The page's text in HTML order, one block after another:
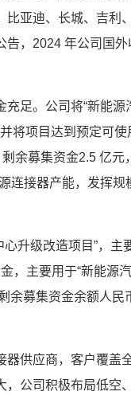
比亚迪、长城、吉利
，2024 年公司国
足。公司将“新能
将项目达到预定可
余募集资金2.5 亿
连接器产能，发挥
升级改造项目”，
，主要用于“新能源
余募集资金余额人
供应商，客户覆盖
公司积极布局低空